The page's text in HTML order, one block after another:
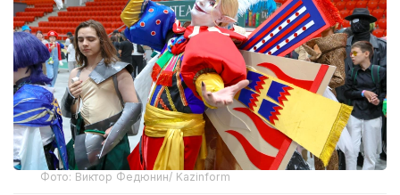
Фото: Виктор Федюнин/ Kazinform